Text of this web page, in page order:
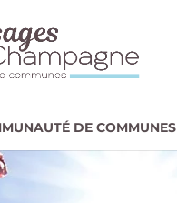
DE COMMUNES